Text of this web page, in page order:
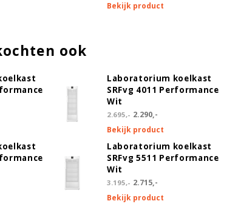
Bekijk product
ook
Laboratorium koelkast
SRFvg 4011 Performance
Wit
2.695,- 2.290,-
Bekijk product
Laboratorium koelkast
SRFvg 5511 Performance
Wit
3.195,- 2.715,-
Bekijk product